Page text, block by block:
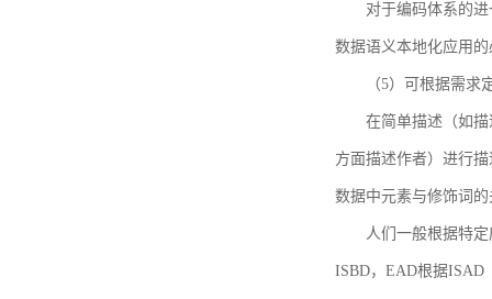
对于编码体系的
数据语义本地化应用
（5）可根据需求
在简单描述（如
方面描述作者）进行
数据中元素与修饰词
人们一般根据特
ISBD，EAD根据ISAD